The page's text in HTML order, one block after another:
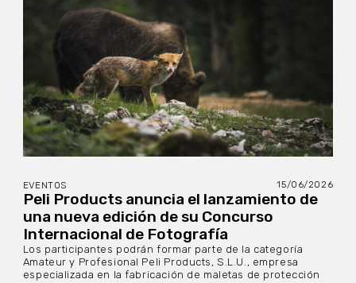
EVENTOS 15/06/2026
Peli Products anuncia el lanzamiento de
una nueva edición de su Concurso
Internacional de Fotografía
Los participantes podrán formar parte de la categoría
Amateur y Profesional Peli Products, S.L.U., empresa
especializada en la fabricación de maletas de protección